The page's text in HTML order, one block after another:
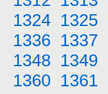
1324 1325
1336 1337
1348 1349
1360 1361